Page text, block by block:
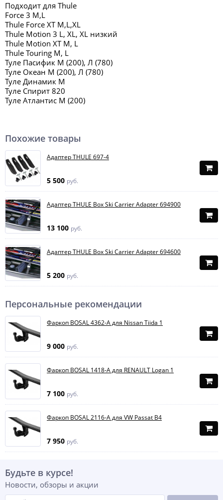
Подходит для Thule
Force 3 M,L
Thule Force XT M,L,XL
Thule Motion 3 L, XL, XL низкий
Thule Motion XT M, L
Thule Touring M, L
Туле Пасифик М (200), Л (780)
Туле Океан М (200), Л (780)
Туле Динамик М
Туле Спирит 820
Туле Атлантис М (200)
Похожие товары
Адаптер THULE 697-4
5 500 руб.
Адаптер THULE Box Ski Carrier Adapter 694900
13 100 руб.
Адаптер THULE Box Ski Carrier Adapter 694600
5 200 руб.
Персональные рекомендации
Фаркоп BOSAL 4362-A для Nissan Tiida 1
9 000 руб.
Фаркоп BOSAL 1418-A для RENAULT Logan 1
7 100 руб.
Фаркоп BOSAL 2116-A для VW Passat B4
7 950 руб.
Будьте в курсе!
Новости, обзоры и акции